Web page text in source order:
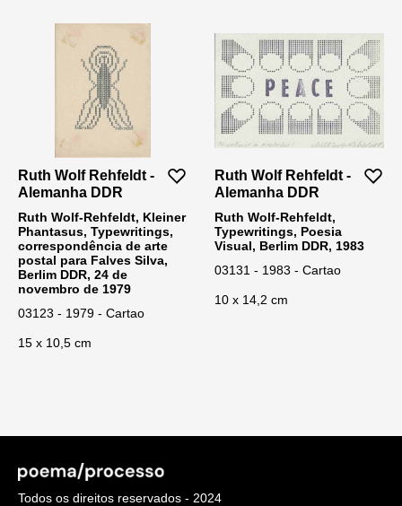
Ruth Wolf Rehfeldt -
Alemanha DDR
Ruth Wolf-Rehfeldt, Kleiner
Phantasus, Typewritings,
correspondência de arte
postal para Falves Silva,
Berlim DDR, 24 de
novembro de 1979
03123 - 1979 - Cartao
15 x 10,5 cm
Ruth Wolf Rehfeldt -
Alemanha DDR
Ruth Wolf-Rehfeldt,
Typewritings, Poesia
Visual, Berlim DDR, 1983
03131 - 1983 - Cartao
10 x 14,2 cm
Todos os direitos reservados - 2024